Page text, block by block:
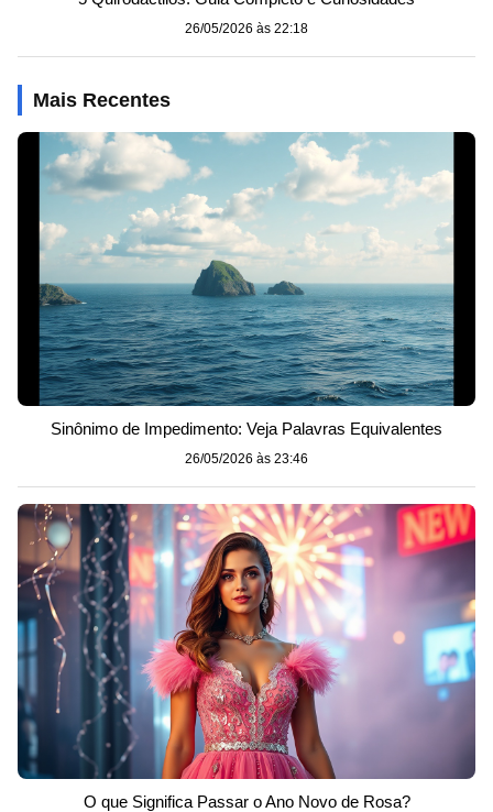
26/05/2026 às 22:18
Mais Recentes
Sinônimo de Impedimento: Veja Palavras Equivalentes
26/05/2026 às 23:46
O que Significa Passar o Ano Novo de Rosa?